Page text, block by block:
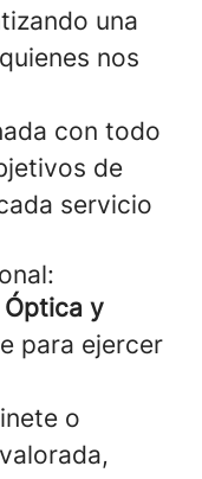
una
nos
con todo
de
servicio
y
para ejercer
o